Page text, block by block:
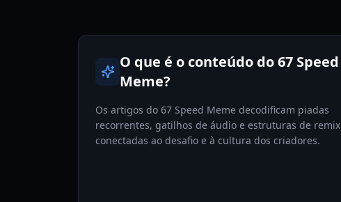
O que é o conteúdo do 67 Speed
Meme?
Os artigos do 67 Speed Meme decodificam piadas
recorrentes, gatilhos de áudio e estruturas de remix
conectadas ao desafio e à cultura dos criadores.